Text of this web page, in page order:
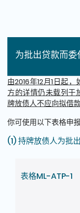
为批出贷款而委
由2016年12月1日起
方的详情仍未载列于
牌放债人不应向拟借
你可使用以下表格申
(1) 持牌放债人为批
表格ML-ATP-1